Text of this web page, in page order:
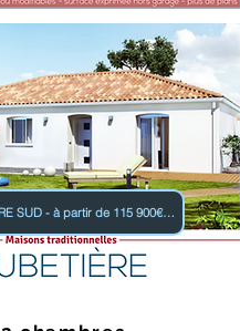
AUBETIERE SUD - à partir de 115 900€ TTC